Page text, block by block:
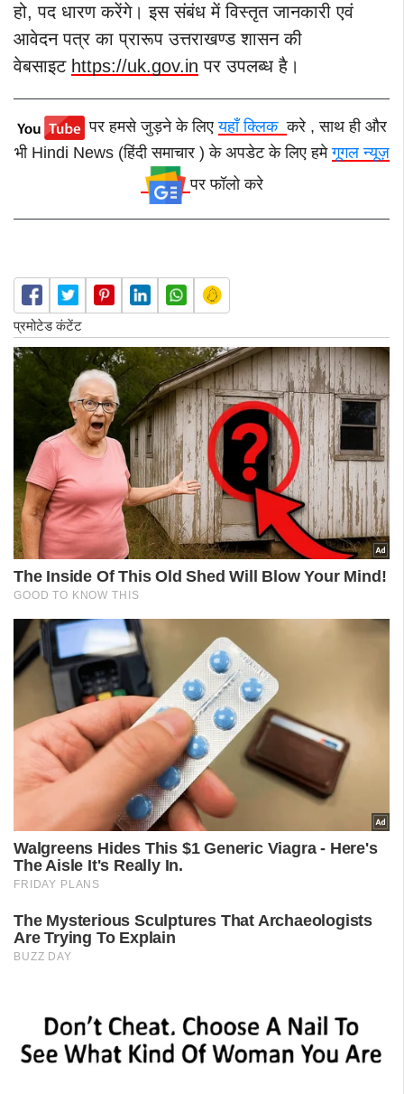
हो, पद धारण करेंगे। इस संबंध में विस्तृत जानकारी एवं
आवेदन पत्र का प्रारूप उत्तराखण्ड शासन की
वेबसाइट https://uk.gov.in पर उपलब्ध है।
पर हमसे जुड़ने के लिएयहाँ क्लिककरे , साथ ही और
भी Hindi News (हिंदी समाचार ) के अपडेट के लिए हमेगूगल न्यूज़
पर फॉलो करे